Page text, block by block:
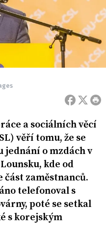
a sociálních věcí
věří tomu, že se
jednání o mzdách v
kde od
zaměstnanců.
telefonoval s
poté se setkal
s korejským